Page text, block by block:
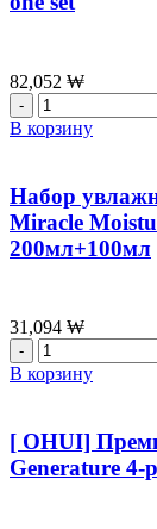
4-
piece
set
со
The
First
Generature
Signature
Set
OHUI
82,052 ₩
Количество
товара
Набор
мужчин
O
Hui
meister
all
in
one
set
В корзину
Набор
Miracle
200мл+100мл
31,094 ₩
Количество
товара
Набор
пенок
для
умывания
В корзину
[ OHUI]
Generature 4-